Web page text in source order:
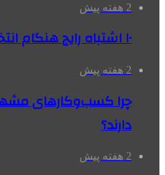
2 هفته پیش
۱۰ اشتباه رایج هنگام انتخاب تاورکرین برای پروژه
2 هفته پیش
چرا کسب‌وکارهای
دارند؟
2 هفته پیش